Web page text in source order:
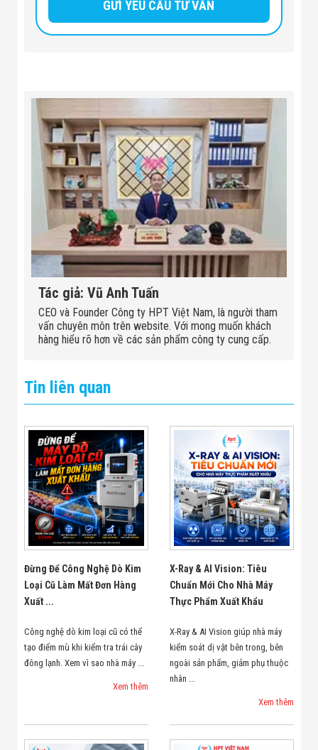
Tác giả: Vũ Anh Tuấn
CEO và Founder Công ty HPT Việt Nam, là người tham
vấn chuyên môn trên website. Với mong muốn khách
hàng hiểu rõ hơn về các sản phẩm công ty cung cấp.
Tin liên quan
Đừng Để Công Nghệ Dò Kim
Loại Cũ Làm Mất Đơn Hàng
Xuất ...
Công nghệ dò kim loại cũ có thể
tạo điểm mù khi kiểm tra trái cây
đông lạnh. Xem vì sao nhà máy ...
Xem thêm
X-Ray & AI Vision: Tiêu
Chuẩn Mới Cho Nhà Máy
Thực Phẩm Xuất Khẩu
X-Ray & AI Vision giúp nhà máy
kiểm soát dị vật bên trong, bên
ngoài sản phẩm, giảm phụ thuộc
nhân ...
Xem thêm